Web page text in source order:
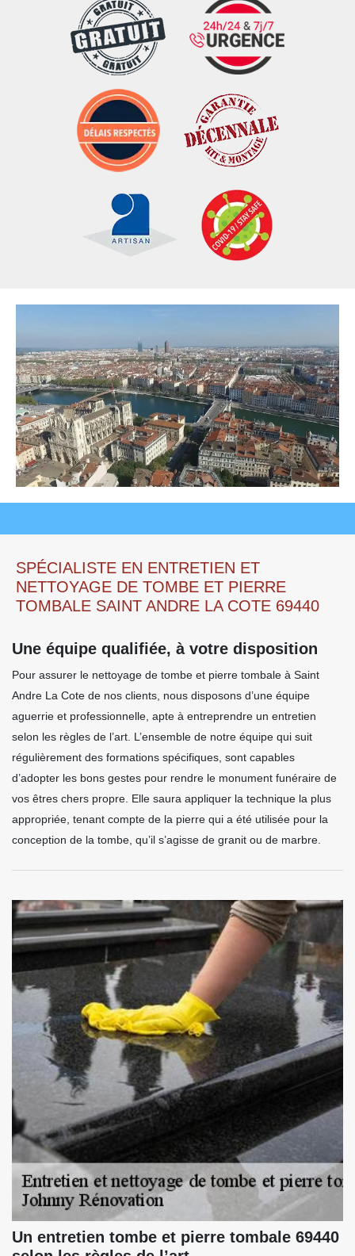
SPÉCIALISTE EN ENTRETIEN ET
NETTOYAGE DE TOMBE ET PIERRE
TOMBALE SAINT ANDRE LA COTE 69440
Une équipe qualifiée, à votre disposition
Pour assurer le nettoyage de tombe et pierre tombale à Saint
Andre La Cote de nos clients, nous disposons d’une équipe
aguerrie et professionnelle, apte à entreprendre un entretien
selon les règles de l’art. L’ensemble de notre équipe qui suit
régulièrement des formations spécifiques, sont capables
d’adopter les bons gestes pour rendre le monument funéraire de
vos êtres chers propre. Elle saura appliquer la technique la plus
appropriée, tenant compte de la pierre qui a été utilisée pour la
conception de la tombe, qu’il s’agisse de granit ou de marbre.
Un entretien tombe et pierre tombale 69440